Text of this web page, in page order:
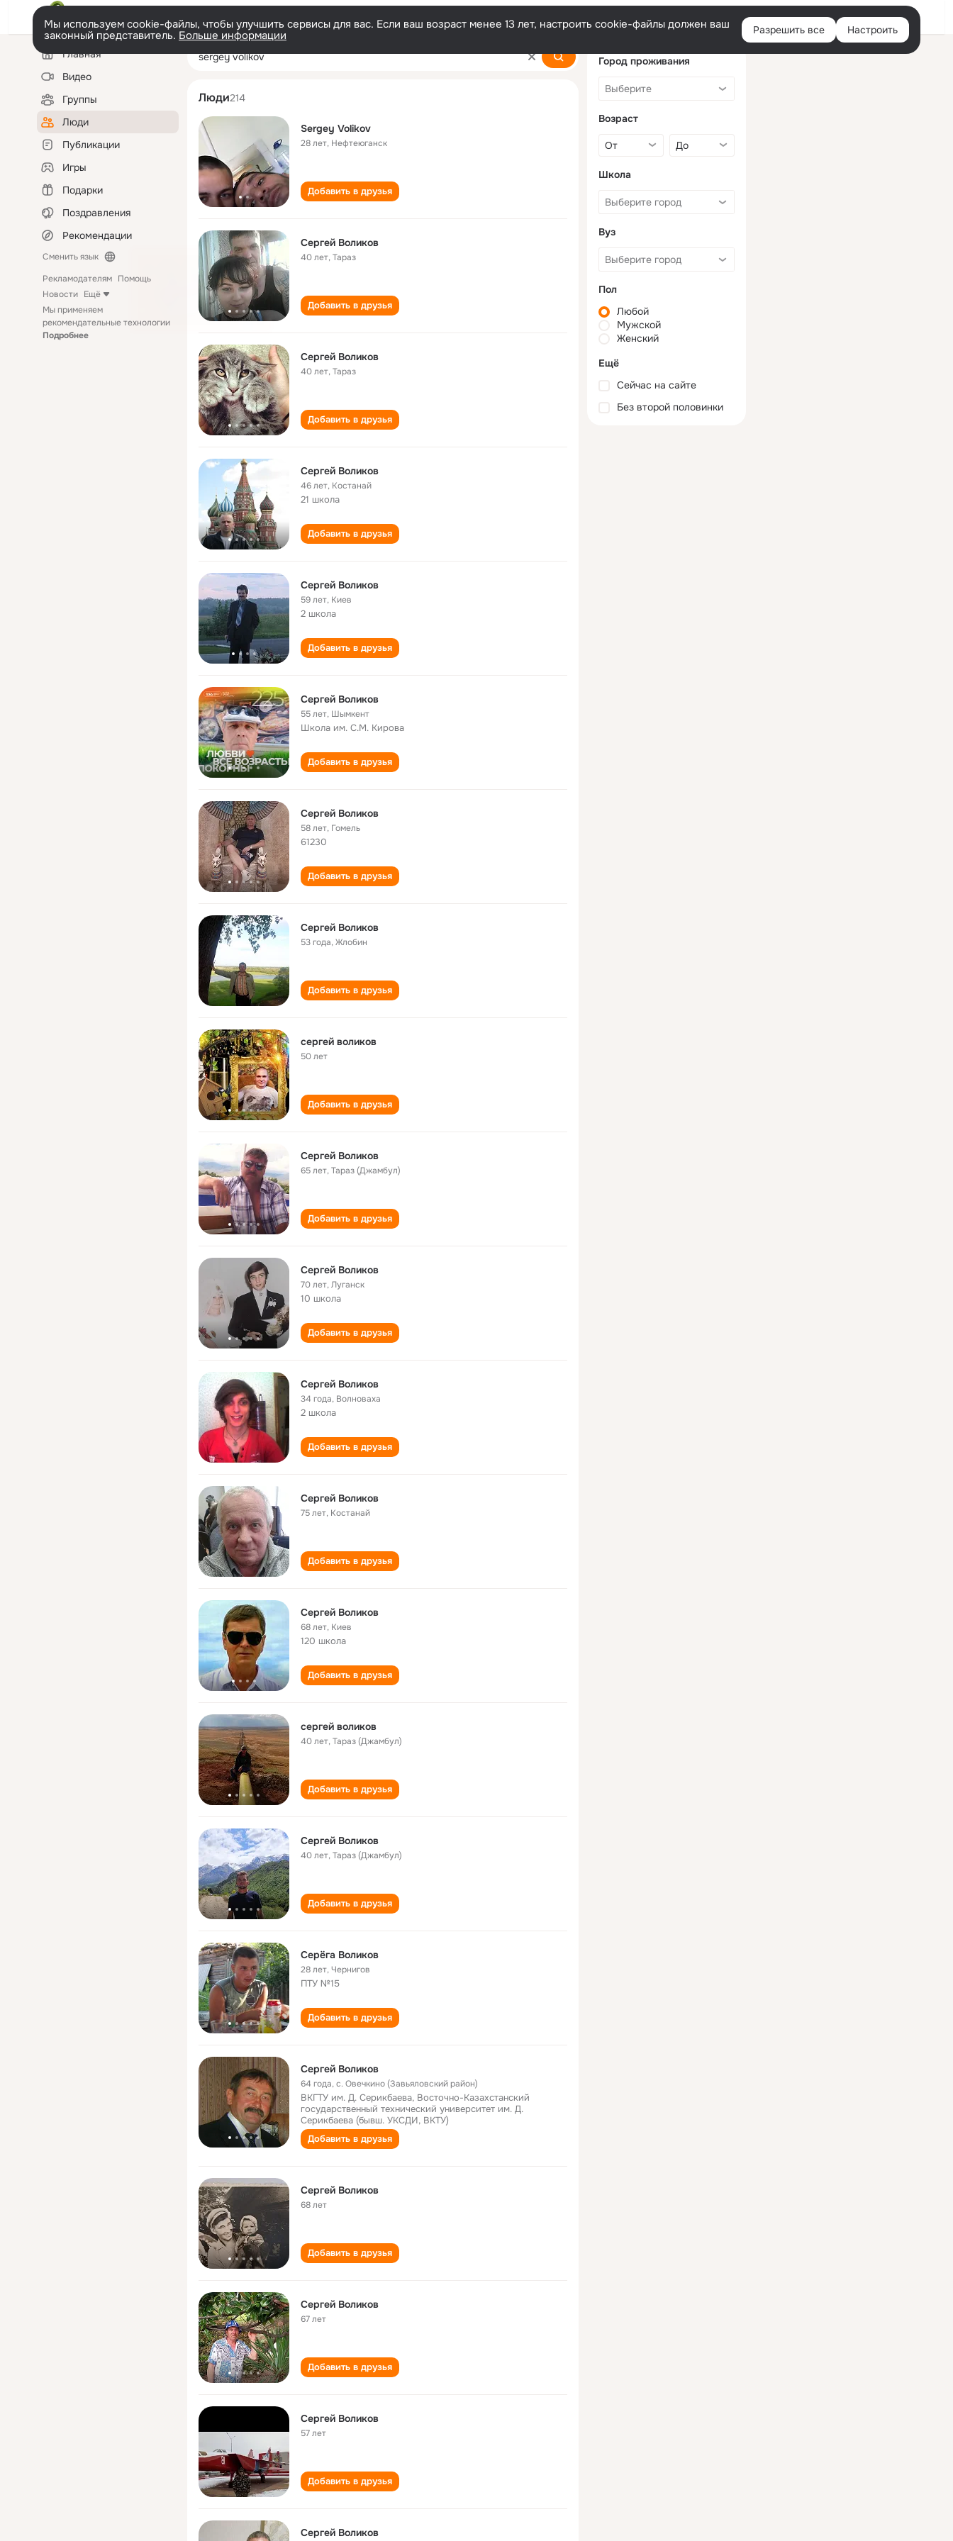
Войти
Мы используем cookie-файлы, чтобы улучшить сервисы для вас. Если ваш возраст менее 13 лет, настроить cookie-файлы должен ваш
законный представитель. Больше информации Разрешить все Настроить
Левая
колонкаГлавная
Видео
Группы
Люди
Публикации
Игры
Подарки
Поздравления
Рекомендации
Сменить язык
Рекламодателям Помощь
Новости Ещё
Мы применяем
рекомендательные технологии
Подробнее
sergey volikov
Люди214
Sergey Volikov
28 лет, Нефтеюганск
Добавить в друзья
Сергей Воликов
40 лет,Тараз
Добавить в друзья
Сергей Воликов
40 лет,Тараз
Добавить в друзья
Сергей Воликов
46 лет, Костанай
21 школа
Добавить в друзья
Сергей Воликов
59 лет, Киев
2 школа
Добавить в друзья
Сергей Воликов
55 лет, Шымкент
Школа им. С.М. Кирова
Добавить в друзья
Сергей Воликов
58 лет, Гомель
61230
Добавить в друзья
Сергей Воликов
53 года,Жлобин
Добавить в друзья
сергей воликов
50 лет
Добавить в друзья
Сергей Воликов
65 лет,Тараз (Джамбул)
Добавить в друзья
Сергей Воликов
70 лет,Луганск
10 школа
Добавить в друзья
Сергей Воликов
34 года, Волноваха
2 школа
Добавить в друзья
Сергей Воликов
75 лет, Костанай
Добавить в друзья
Сергей Воликов
68 лет, Киев
120 школа
Добавить в друзья
сергей воликов
40 лет,Тараз (Джамбул)
Добавить в друзья
Сергей Воликов
40 лет,Тараз (Джамбул)
Добавить в друзья
Серёга Воликов
28 лет,Чернигов
ПТУ №15
Добавить в друзья
Cергей Воликов
64 года,с. Овечкино (Завьяловский район)
ВКГТУ им. Д. Серикбаева, Восточно-Казахстанский
государственный технический университет им. Д.
Серикбаева (бывш. УКСДИ, ВКТУ)
Добавить в друзья
Сергей Воликов
68 лет
Добавить в друзья
Сергей Воликов
67 лет
Добавить в друзья
Сергей Воликов
57 лет
Добавить в друзья
Сергей Воликов
Город проживания
Возраст
Школа
Вуз
Пол
Любой
Мужской
Женский
Ещё
Сейчас на сайте
Без второй половинки